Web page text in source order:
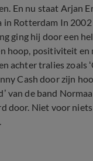
En nu staat Arjan
Rotterdam In
ging hij door een
hoop, positiviteit en
achter tralies zoals
Cash door zijn
van de band
door. Niet voor